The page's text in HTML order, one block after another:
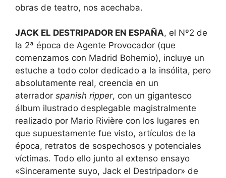
obras de teatro, nos acechaba.
JACK EL DESTRIPADOR EN ESPAÑA, el Nº2 de
la 2ª época de Agente Provocador (que
comenzamos con Madrid Bohemio), incluye un
estuche a todo color dedicado a la insólita, pero
absolutamente real, creencia en un
aterrador spanish ripper, con un gigantesco
álbum ilustrado desplegable magistralmente
realizado por Mario Rivière con los lugares en
que supuestamente fue visto, artículos de la
época, retratos de sospechosos y potenciales
víctimas. Todo ello junto al extenso ensayo
«Sinceramente suyo, Jack el Destripador» de